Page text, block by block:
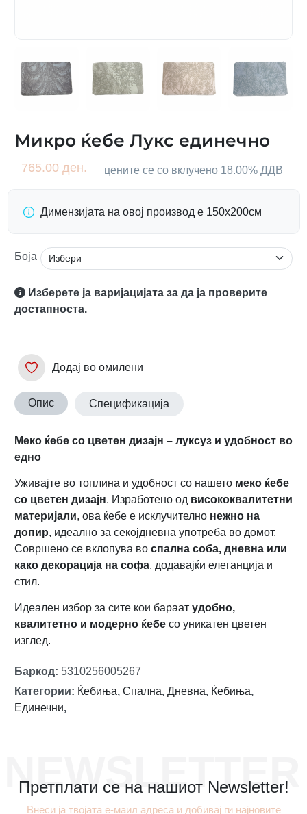
Микро ќебе Лукс единечно
765.00 ден. цените се со вклучено 18.00% ДДВ
Димензијата на овој производ е 150х200см
Боја
Изберете ја варијацијата за да ја проверите
достапноста.
Додај во омилени
Опис Спецификација
Мекo ќебе со цветен дизајн – луксуз и удобност во
едно
Уживајте во топлина и удобност со нашето меко ќебе
со цветен дизајн. Изработено од висококвалитетни
материјали, ова ќебе е исклучително нежно на
допир, идеално за секојдневна употреба во домот.
Совршено се вклопува во спална соба, дневна или
како декорација на софа, додавајќи елеганција и
стил.
Идеален избор за сите кои бараат удобно,
квалитетно и модерно ќебе со уникатен цветен
изглед.
Баркод: 5310256005267
Категории: Ќебиња, Спална, Дневна, Ќебиња,
Единечни,
NEWSLETTER
Претплати се на нашиот Newsletter!
Внеси ја твојата е-маил адреса и добивај ги најновите